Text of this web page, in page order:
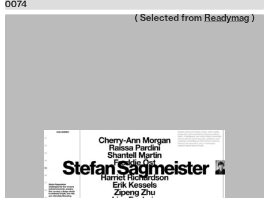
0074
( Selected from Readymag )